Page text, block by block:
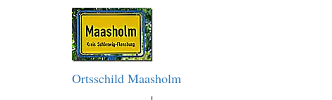
Ortsschild Maasholm